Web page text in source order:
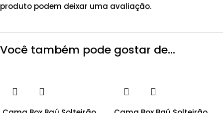
produto podem deixar uma avaliação.
Você também pode gostar de…